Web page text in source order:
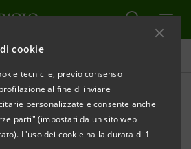
cookie
tecnici e, previo consenso
al fine di inviare
personalizzate e consente anche
parti" (impostati da un sito web
L'uso dei cookie ha la durata di 1